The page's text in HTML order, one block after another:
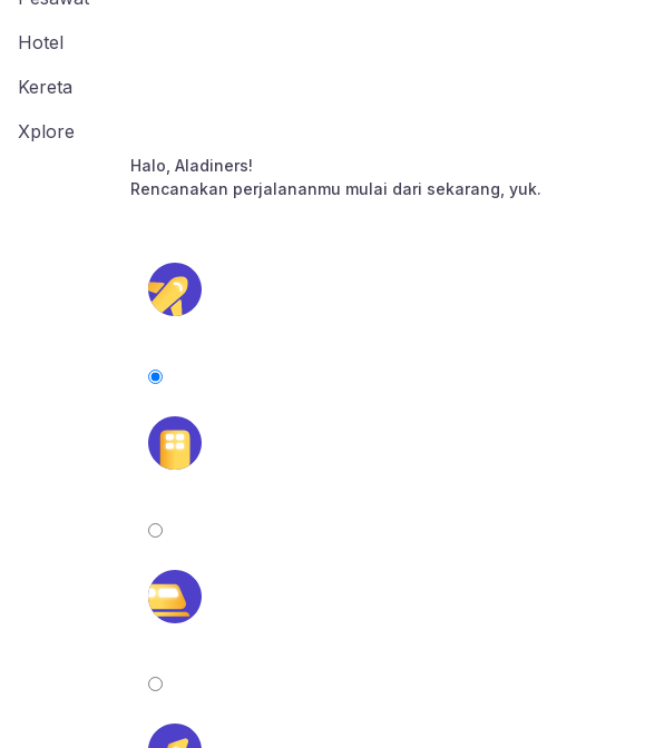
Hotel
Kereta
Xplore
Halo, Aladiners!
Rencanakan perjalananmu mulai dari sekarang, yuk.